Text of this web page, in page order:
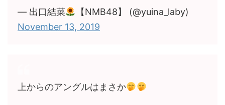
— 出口結菜
【NMB48】 (@yuina_laby)
November 13, 2019
上からのアングルはまさか